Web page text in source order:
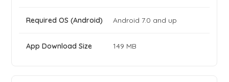
Android 7.0 and up
149 MB